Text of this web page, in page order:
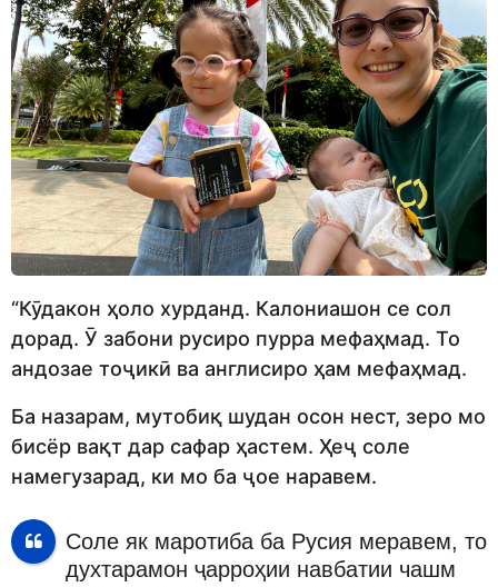
“Кӯдакон ҳоло хурданд. Калониашон се сол
дорад. Ӯ забони русиро пурра мефаҳмад. То
андозае тоҷикӣ ва англисиро ҳам мефаҳмад.
Ба назарам, мутобиқ шудан осон нест, зеро мо
бисёр вақт дар сафар ҳастем. Ҳеҷ соле
намегузарад, ки мо ба ҷое наравем.
Соле як маротиба ба Русия меравем, то
духтарамон ҷарроҳии навбатии чашм